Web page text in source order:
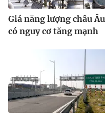
Giá năng lượng châu Âu
có nguy cơ tăng mạnh